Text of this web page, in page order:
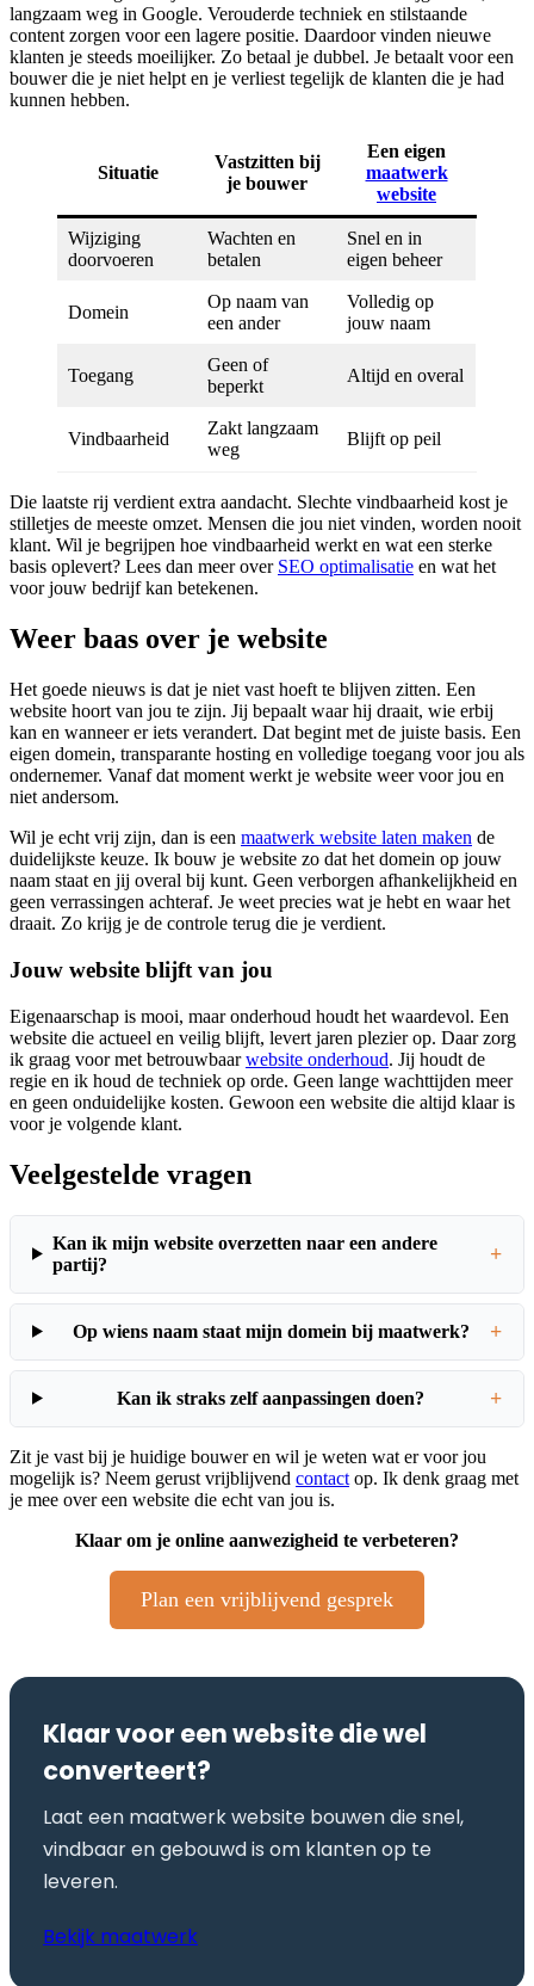
langzaam weg in Google. Verouderde techniek en stilstaande
content zorgen voor een lagere positie. Daardoor vinden nieuwe
klanten je steeds moeilijker. Zo betaal je dubbel. Je betaalt voor een
bouwer die je niet helpt en je verliest tegelijk de klanten die je had
kunnen hebben.
Situatie
Vastzitten bij
je bouwer
Een eigen
maatwerk
website
Wijziging
doorvoeren
Wachten en
betalen
Snel en in
eigen beheer
Domein
Op naam van
een ander
Volledig op
jouw naam
Toegang
Geen of
beperkt
Altijd en overal
Vindbaarheid
Zakt langzaam
weg
Blijft op peil
Die laatste rij verdient extra aandacht. Slechte vindbaarheid kost je
stilletjes de meeste omzet. Mensen die jou niet vinden, worden nooit
klant. Wil je begrijpen hoe vindbaarheid werkt en wat een sterke
basis oplevert? Lees dan meer over SEO optimalisatie en wat het
voor jouw bedrijf kan betekenen.
Weer baas over je website
Het goede nieuws is dat je niet vast hoeft te blijven zitten. Een
website hoort van jou te zijn. Jij bepaalt waar hij draait, wie erbij
kan en wanneer er iets verandert. Dat begint met de juiste basis. Een
eigen domein, transparante hosting en volledige toegang voor jou als
ondernemer. Vanaf dat moment werkt je website weer voor jou en
niet andersom.
Wil je echt vrij zijn, dan is een maatwerk website laten maken de
duidelijkste keuze. Ik bouw je website zo dat het domein op jouw
naam staat en jij overal bij kunt. Geen verborgen afhankelijkheid en
geen verrassingen achteraf. Je weet precies wat je hebt en waar het
draait. Zo krijg je de controle terug die je verdient.
Jouw website blijft van jou
Eigenaarschap is mooi, maar onderhoud houdt het waardevol. Een
website die actueel en veilig blijft, levert jaren plezier op. Daar zorg
ik graag voor met betrouwbaarwebsite onderhoud. Jij houdt de
regie en ik houd de techniek op orde. Geen lange wachttijden meer
en geen onduidelijke kosten. Gewoon een website die altijd klaar is
voor je volgende klant.
Veelgestelde vragen
Kan ik mijn website overzetten naar een andere
partij?
+
Op wiens naam staat mijn domein bij maatwerk? +
Kan ik straks zelf aanpassingen doen? +
Zit je vast bij je huidige bouwer en wil je weten wat er voor jou
mogelijk is? Neem gerust vrijblijvend contact op. Ik denk graag met
je mee over een website die echt van jou is.
Klaar om je online aanwezigheid te verbeteren?
Plan een vrijblijvend gesprek
Klaar voor een website die wel
converteert?
Laat een maatwerk website bouwen die snel,
vindbaar en gebouwd is om klanten op te
leveren.
Bekijk maatwerk